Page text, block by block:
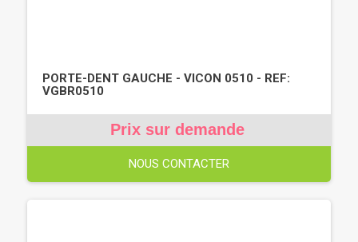
PORTE-DENT GAUCHE - VICON 0510 - REF:
VGBR0510
Prix sur demande
NOUS CONTACTER